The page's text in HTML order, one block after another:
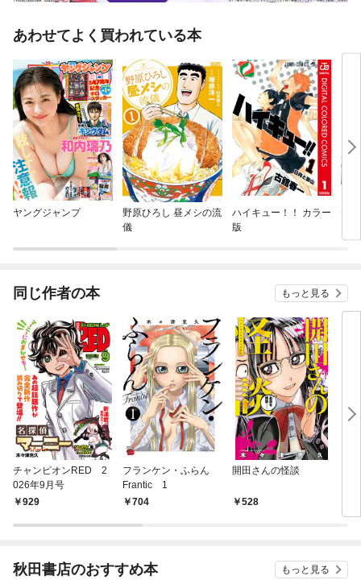
あわせてよく買われている本
ヤングジャンプ
野原ひろし 昼メシの流
儀
ハイキュー！！ カラー
版
同じ作者の本 もっと見る
チャンピオンRED 2
026年9月号
929
フランケン・ふらん
Frantic 1
704
開田さんの怪談
528
秋田書店のおすすめ本 もっと見る